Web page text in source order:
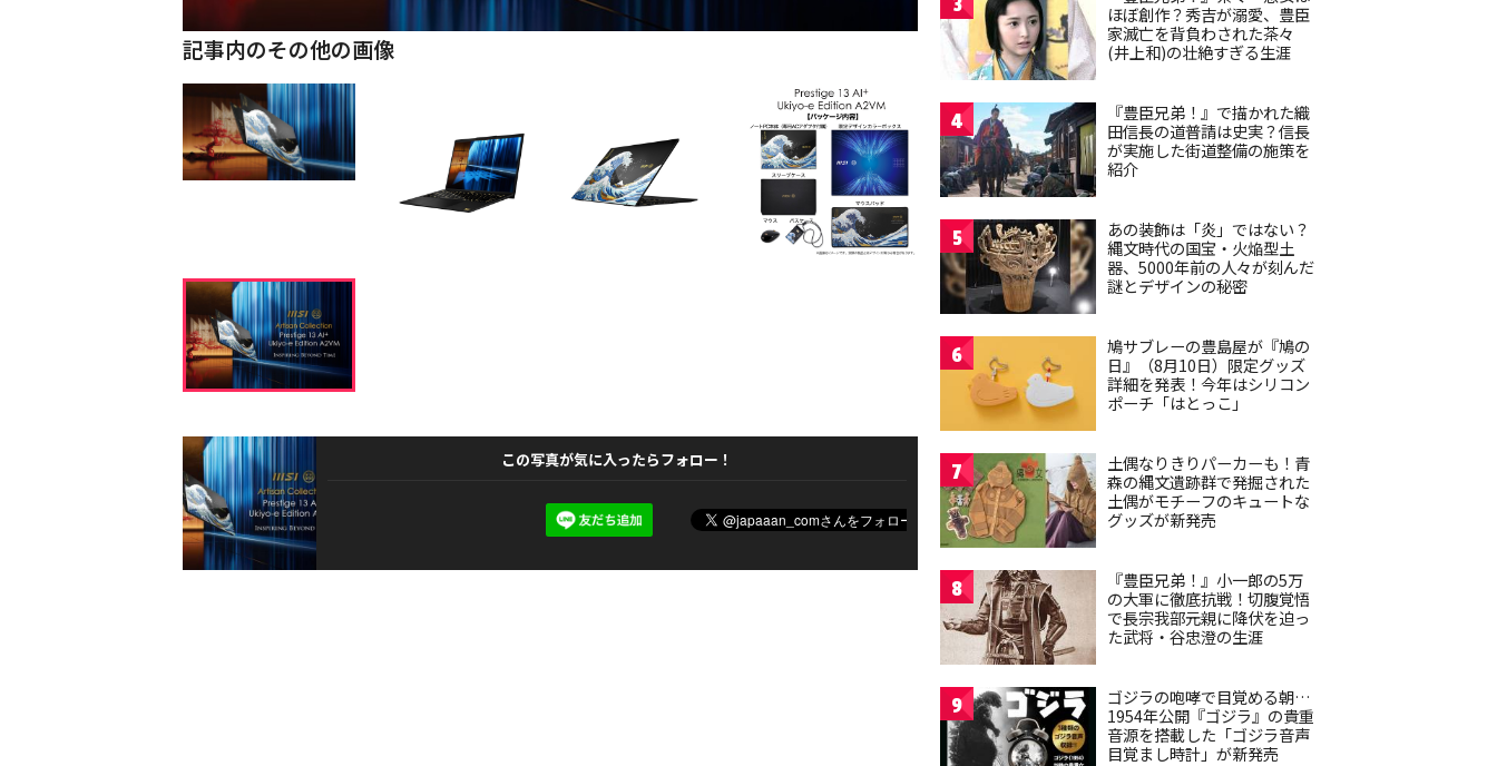
記事内のその他の画像
この写真が気に入ったらフォロー！
ほぼ創作？秀吉が溺愛、豊臣
家滅亡を背負わされた茶々
(井上和)の壮絶すぎる生涯
4
『豊臣兄弟！』で描かれた織
田信長の道普請は史実？信長
が実施した街道整備の施策を
紹介
5
あの装飾は「炎」ではない？
縄文時代の国宝・火焔型土
器、5000年前の人々が刻んだ
謎とデザインの秘密
6
鳩サブレーの豊島屋が『鳩の
日』（8月10日）限定グッズ
詳細を発表！今年はシリコン
ポーチ「はとっこ」
7
土偶なりきりパーカーも！青
森の縄文遺跡群で発掘された
土偶がモチーフのキュートな
グッズが新発売
8
『豊臣兄弟！』小一郎の5万
の大軍に徹底抗戦！切腹覚悟
で長宗我部元親に降伏を迫っ
た武将・谷忠澄の生涯
9
ゴジラの咆哮で目覚める朝…
1954年公開『ゴジラ』の貴重
音源を搭載した「ゴジラ音声
目覚まし時計」が新発売